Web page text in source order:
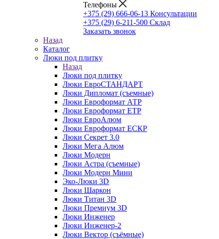
Телефоны
+375 (29) 666-06-13 Консультации
+375 (29) 6-211-500 Склад
Заказать звонок
Назад
Каталог
Люки под плитку
Назад
Люки под плитку
Люки ЕвроСТАНДАРТ
Люки Дипломат (съемные)
Люки Евроформат АТР
Люки Евроформат ЕТР
Люки ЕвроАлюм
Люки Евроформат ЕСКР
Люки Секрет 3.0
Люки Мега Алюм
Люки Модерн
Люки Астра (съемные)
Люки Модерн Мини
Эко-Люки 3D
Люки Шаркон
Люки Титан 3D
Люки Премиум 3D
Люки Инженер
Люки Инженер-2
Люки Вектор (съёмные)